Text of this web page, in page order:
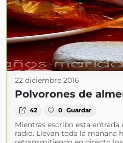
22 diciembre 2016
Polvorones de
42 0 Guardar
Mientras escribo esta entrada
radio. Llevan toda la mañana